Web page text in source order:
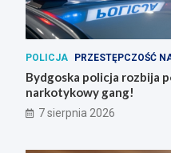
POLICJA PRZESTĘPCZOŚĆ
Bydgoska policja rozbija
narkotykowy gang!
7 sierpnia 2026